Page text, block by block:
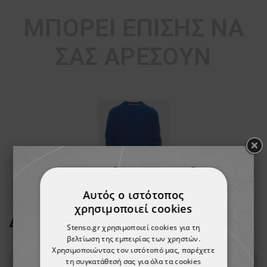
ΔΕΊΤΕ ΠΕΡΙΣΣΌΤΕΡΑ
Αυτός ο ιστότοπος
χρησιμοποιεί cookies
Stenso.gr χρησιμοποιεί cookies για τη
βελτίωση της εμπειρίας των χρηστών.
Χρησιμοποιώντας τον ιστότοπό μας, παρέχετε
τη συγκατάθεσή σας για όλα τα cookies